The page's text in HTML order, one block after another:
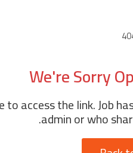
We're Sorry
to access the link. Job
admin or who